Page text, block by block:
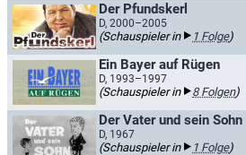
Der Pfundskerl
D, 2000–2005
(Schauspieler in 1 Folge)
Ein Bayer auf Rügen
D, 1993–1997
(Schauspieler in 8 Folgen)
Der Vater und sein Sohn
D, 1967
(Schauspieler in 1 Folge)